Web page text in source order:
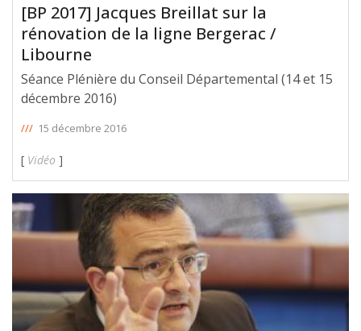
[BP 2017] Jacques Breillat sur la
rénovation de la ligne Bergerac /
Libourne
Séance Plénière du Conseil Départemental (14 et 15
décembre 2016)
/// 15 décembre 2016
[ Vidéo ]